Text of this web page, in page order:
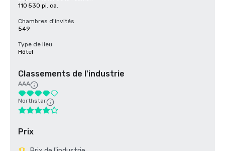
110 530 pi. ca.
Chambres d'invités
549
Type de lieu
Hôtel
Classements de l'industrie
AAA
Northstar
Prix